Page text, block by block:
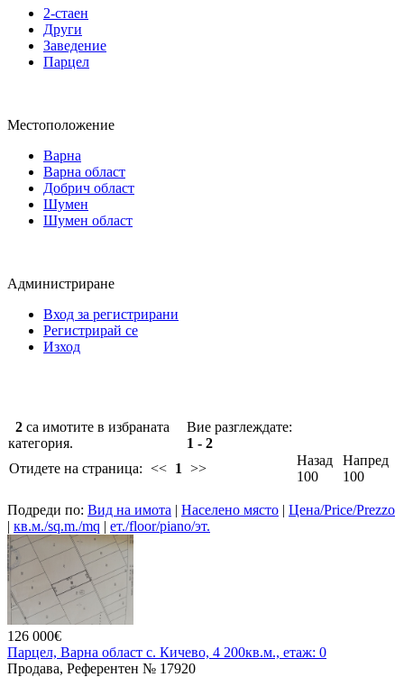
2-стаен
Други
Заведение
Парцел
Местоположение
Варна
Варна област
Добрич област
Шумен
Шумен област
Администриране
Вход за регистрирани
Регистрирай се
Изход
2 са имотите в избраната
категория.
Вие разглеждате:
1 - 2
Отидете на страница: << 1 >>
Назад
100
Напред
100
Подреди по: Вид на имота | Населено място | Цена/Price/Prezzo
| кв.м./sq.m./mq | ет./floor/piano/эт.
126 000€
Парцел, Варна област с. Кичево, 4 200кв.м., етаж: 0
Продава, Референтен № 17920